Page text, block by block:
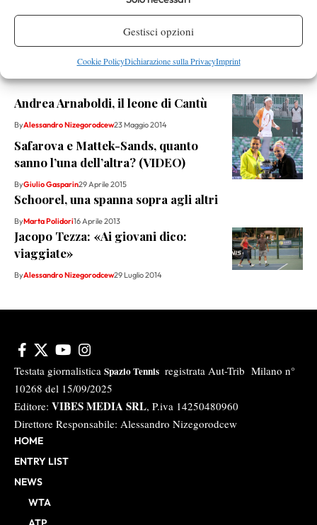
Gestisci opzioni
Cookie PolicyDichiarazione sulla PrivacyImprint
Andrea Arnaboldi, il leone di Cantù
ByAlessandro Nizegorodcew23 Maggio 2014
Safarova e Mattek-Sands, quanto
sanno l’una dell’altra? (VIDEO)
ByGiulio Gasparin29 Aprile 2015
Schoorel, una spanna sopra agli altri
ByMarta Polidori16 Aprile 2013
Jacopo Tezza: «Ai giovani dico:
viaggiate»
ByAlessandro Nizegorodcew29 Luglio 2014
Testata giornalistica Spazio Tennis registrata Aut-Trib Milano n°
10268 del 15/09/2025
Editore: VIBES MEDIA SRL, P.iva 14250480960
Direttore Responsabile: Alessandro Nizegorodcew
HOME
ENTRY LIST
NEWS
WTA